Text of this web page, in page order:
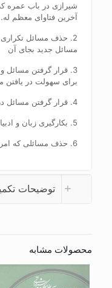
شیرازی در باب عمره
آخرین فتاوای معظم له.
2. حذف مسائل
مسائل جدید بجای آن
3. قرار گرفتن مسائل
برای سهولت در یافتن
4. قرار گرفتن مسائل در ابواب و فصول مناسب
5. بکارگیری زبان و ادبیات روز
6. حذف مسائلی که امروزه مصداق خارجی ندارد
توضیحات
محصولات مشابه